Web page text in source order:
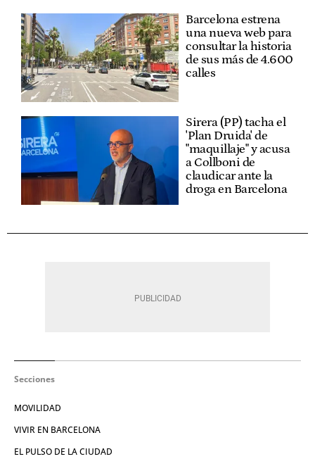
Barcelona estrena
una nueva web para
consultar la historia
de sus más de 4.600
calles
Sirera (PP) tacha el
'Plan Druida' de
"maquillaje" y acusa
a Collboni de
claudicar ante la
droga en Barcelona
Secciones
MOVILIDAD
VIVIR EN BARCELONA
EL PULSO DE LA CIUDAD